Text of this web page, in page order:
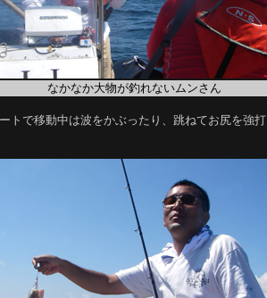
なかなか大物が釣れないムンさん
トで移動中は波をかぶったり、跳ねてお尻を強